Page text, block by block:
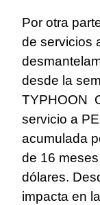
Por otra
de servicios
desde la
TYPHOON
servicio a
acumulada
de 16
dólares.
impacta en